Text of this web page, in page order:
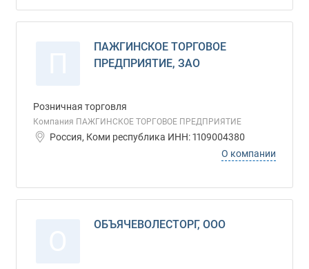
ПАЖГИНСКОЕ ТОРГОВОЕ
ПРЕДПРИЯТИЕ, ЗАО
Розничная торговля
Компания ПАЖГИНСКОЕ ТОРГОВОЕ ПРЕДПРИЯТИЕ
Россия, Коми республика ИНН: 1109004380
О компании
ОБЪЯЧЕВОЛЕСТОРГ, ООО